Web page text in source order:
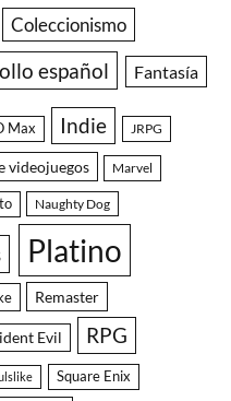
Coleccionismo
español Fantasía
Max Indie JRPG
videojuegos Marvel
Naughty Dog
Platino
Remaster
Evil RPG
Square Enix